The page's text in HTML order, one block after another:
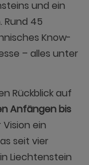
und ein
Rund 45
Know-
– alles unter
Rückblick auf
Anfängen bis
ein
seit vier
Liechtenstein